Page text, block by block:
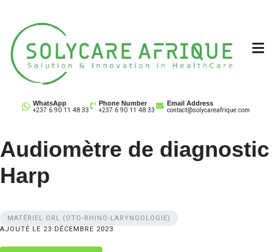
content
Solycare Afrique
Matériel & équipement médical au Cameroun
WhatsApp
+237 6 90 11 48 33
Phone Number
+237 6 90 11 48 33
Email Address
contact@solycareafrique.com
Audiomètre de diagnostic
Harp
MATÉRIEL ORL (OTO-RHINO-LARYNGOLOGIE)
AJOUTÉ LE 23 DÉCEMBRE 2023